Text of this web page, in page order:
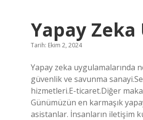
Yapay
Tarih: Ekim 2, 2024
Yapay zeka uygulamalarında
güvenlik ve savunma
hizmetleri.E-ticaret.Diğer
Günümüzün en karmaşık
asistanlar. İnsanların iletişim